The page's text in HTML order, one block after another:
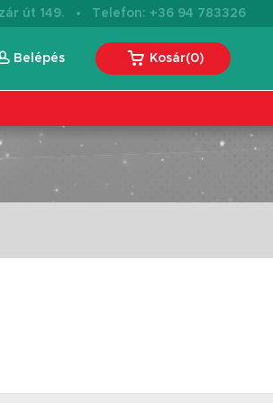
út 149. · Telefon: +36 94 783326
Belépés Kosár(0)